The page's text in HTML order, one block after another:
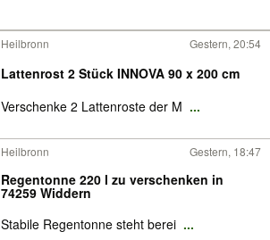
Heilbronn Gestern, 20:54
Lattenrost 2 Stück INNOVA 90 x 200 cm
Verschenke 2 Lattenroste der M ...
Heilbronn Gestern, 18:47
Regentonne 220 l zu verschenken in
74259 Widdern
Stabile Regentonne steht berei ...